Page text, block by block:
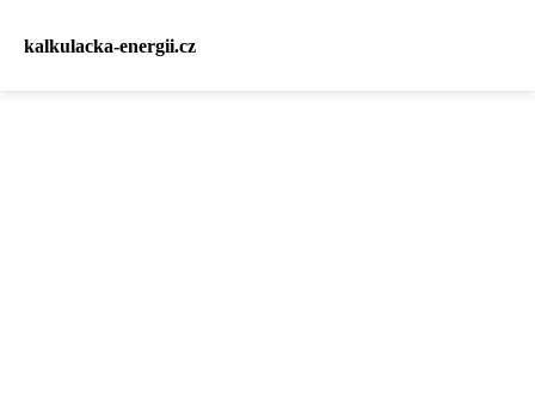
kalkulacka-energii.cz